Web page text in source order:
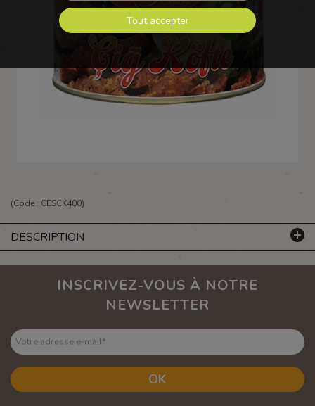
(Code : CESCK400)
DESCRIPTION
Tout accepter
INSCRIVEZ-VOUS À NOTRE
NEWSLETTER
Votre adresse e-mail*
OK